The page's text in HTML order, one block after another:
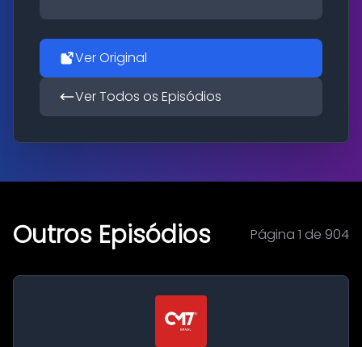
Ver Original
Ver Todos os Episódios
Outros Episódios Página 1 de 904